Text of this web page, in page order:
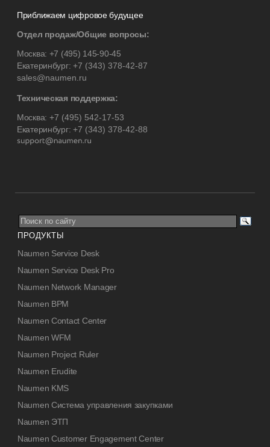
Приближаем цифровое будущее
Отдел продаж/Общие вопросы:
Москва: +7 (495) 145-90-45
Екатеринбург:+7 (343) 378-42-87
sales@naumen.ru
Техническая поддержка:
Москва: +7 (495) 542-17-53
Екатеринбург:+7 (343) 378-42-88
ПРОДУКТЫ
Naumen Service Desk
Naumen Service Desk Pro
Naumen Network Manager
Naumen BPM
Naumen Contact Center
Naumen WFM
Naumen Project Ruler
Naumen Erudite
Naumen KMS
Naumen Система управления закупками
Naumen ЭТП
Naumen Customer Engagement Center